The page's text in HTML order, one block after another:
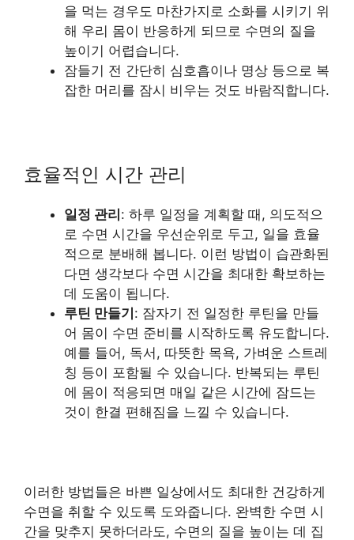
을 먹는 경우도 마찬가지로 소화를 시키기 위
해 우리 몸이 반응하게 되므로 수면의 질을
높이기 어렵습니다.
잠들기 전 간단히 심호흡이나 명상 등으로 복
잡한 머리를 잠시 비우는 것도 바람직합니다.
효율적인 시간 관리
일정 관리: 하루 일정을 계획할 때, 의도적으
로 수면 시간을 우선순위로 두고, 일을 효율
적으로 분배해 봅니다. 이런 방법이 습관화된
다면 생각보다 수면 시간을 최대한 확보하는
데 도움이 됩니다.
루틴 만들기: 잠자기 전 일정한 루틴을 만들
어 몸이 수면 준비를 시작하도록 유도합니다.
예를 들어, 독서, 따뜻한 목욕, 가벼운 스트레
칭 등이 포함될 수 있습니다. 반복되는 루틴
에 몸이 적응되면 매일 같은 시간에 잠드는
것이 한결 편해짐을 느낄 수 있습니다.
이러한 방법들은 바쁜 일상에서도 최대한 건강하게
수면을 취할 수 있도록 도와줍니다. 완벽한 수면 시
간을 맞추지 못하더라도, 수면의 질을 높이는 데 집